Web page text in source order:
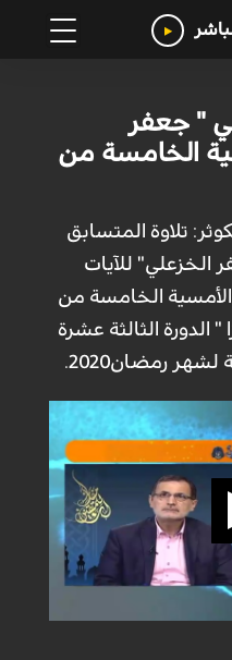
" جعفر
الخامسة من
تلاوة المتسابق
الخزعلي" للآيات
الأمسية الخامسة من
الدورة الثالثة عشرة
رمضان2020.